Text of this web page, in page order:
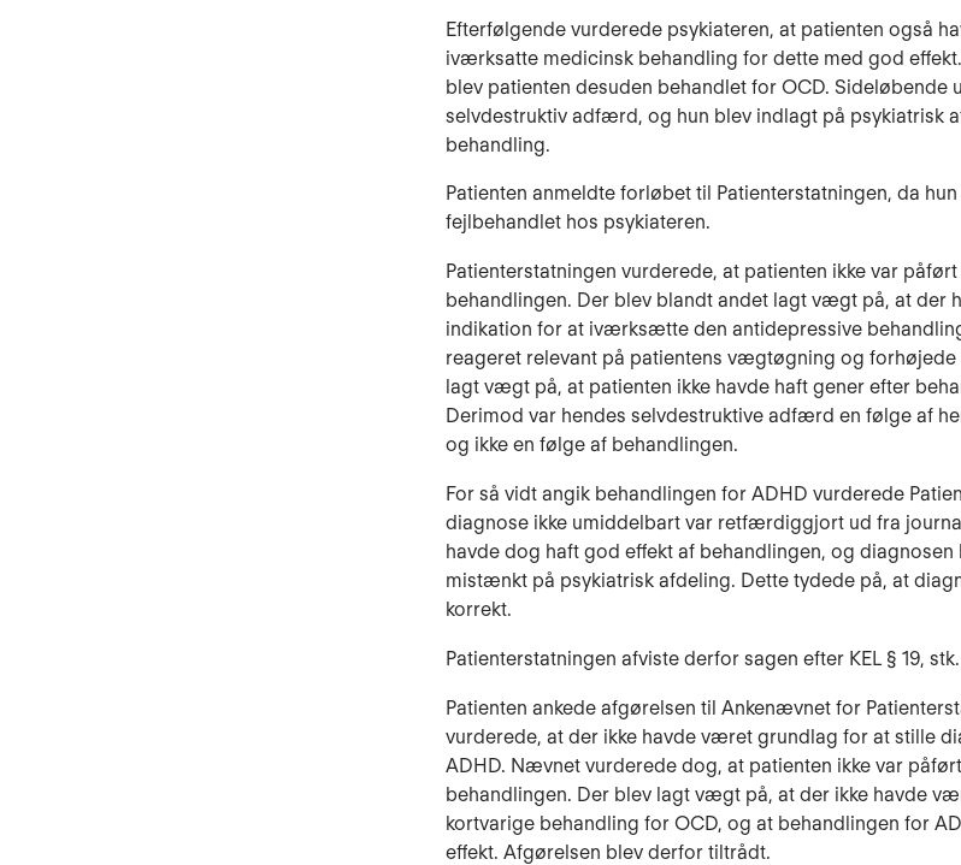
Efterfølgende vurderede psykiateren, at patienten også
iværksatte medicinsk behandling for dette med god
blev patienten desuden behandlet for OCD. Sideløbende
selvdestruktiv adfærd, og hun blev indlagt på psykiatrisk
behandling.
Patienten anmeldte forløbet til Patienterstatningen, da
fejlbehandlet hos psykiateren.
Patienterstatningen vurderede, at patienten ikke var påført
behandlingen. Der blev blandt andet lagt vægt på, at der
indikation for at iværksætte den antidepressive
reageret relevant på patientens vægtøgning og forhøjede
lagt vægt på, at patienten ikke havde haft gener efter
Derimod var hendes selvdestruktive adfærd en følge af
og ikke en følge af behandlingen.
For så vidt angik behandlingen for ADHD vurderede
diagnose ikke umiddelbart var retfærdiggjort ud fra
havde dog haft god effekt af behandlingen, og
mistænkt på psykiatrisk afdeling. Dette tydede på, at
korrekt.
Patienterstatningen afviste derfor sagen efter KEL § 19, stk.
Patienten ankede afgørelsen til Ankenævnet for
vurderede, at der ikke havde været grundlag for at stille
ADHD. Nævnet vurderede dog, at patienten ikke var
behandlingen. Der blev lagt vægt på, at der ikke havde
kortvarige behandling for OCD, og at behandlingen for
effekt. Afgørelsen blev derfor tiltrådt.